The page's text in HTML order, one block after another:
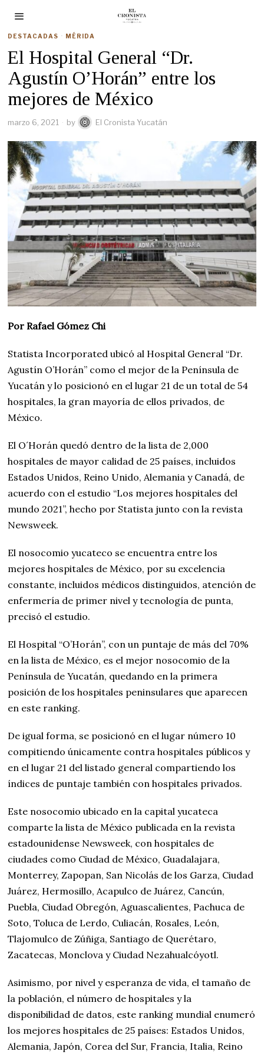
DESTACADAS · MÉRIDA
El Hospital General “Dr.
Agustín O’Horán” entre los
mejores de México
marzo 6, 2021 by El Cronista Yucatán
Por Rafael Gómez Chi
Statista Incorporated ubicó al Hospital General “Dr.
Agustín O’Horán” como el mejor de la Península de
Yucatán y lo posicionó en el lugar 21 de un total de 54
hospitales, la gran mayoría de ellos privados, de
México.
El O´Horán quedó dentro de la lista de 2,000
hospitales de mayor calidad de 25 países, incluidos
Estados Unidos, Reino Unido, Alemania y Canadá, de
acuerdo con el estudio “Los mejores hospitales del
mundo 2021”, hecho por Statista junto con la revista
Newsweek.
El nosocomio yucateco se encuentra entre los
mejores hospitales de México, por su excelencia
constante, incluidos médicos distinguidos, atención de
enfermería de primer nivel y tecnología de punta,
precisó el estudio.
El Hospital “O’Horán”, con un puntaje de más del 70%
en la lista de México, es el mejor nosocomio de la
Península de Yucatán, quedando en la primera
posición de los hospitales peninsulares que aparecen
en este ranking.
De igual forma, se posicionó en el lugar número 10
compitiendo únicamente contra hospitales públicos y
en el lugar 21 del listado general compartiendo los
índices de puntaje también con hospitales privados.
Este nosocomio ubicado en la capital yucateca
comparte la lista de México publicada en la revista
estadounidense Newsweek, con hospitales de
ciudades como Ciudad de México, Guadalajara,
Monterrey, Zapopan, San Nicolás de los Garza, Ciudad
Juárez, Hermosillo, Acapulco de Juárez, Cancún,
Puebla, Ciudad Obregón, Aguascalientes, Pachuca de
Soto, Toluca de Lerdo, Culiacán, Rosales, León,
Tlajomulco de Zúñiga, Santiago de Querétaro,
Zacatecas, Monclova y Ciudad Nezahualcóyotl.
Asimismo, por nivel y esperanza de vida, el tamaño de
la población, el número de hospitales y la
disponibilidad de datos, este ranking mundial enumeró
los mejores hospitales de 25 países: Estados Unidos,
Alemania, Japón, Corea del Sur, Francia, Italia, Reino